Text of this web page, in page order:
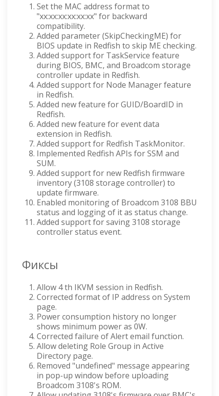
Set the MAC address format to
"xx:xx:xx:xx:xx:xx" for backward
compatibility.
Added parameter (SkipCheckingME) for
BIOS update in Redfish to skip ME checking.
Added support for TaskService feature
during BIOS, BMC, and Broadcom storage
controller update in Redfish.
Added support for Node Manager feature
in Redfish.
Added new feature for GUID/BoardID in
Redfish.
Added new feature for event data
extension in Redfish.
Added support for Redfish TaskMonitor.
Implemented Redfish APIs for SSM and
SUM.
Added support for new Redfish firmware
inventory (3108 storage controller) to
update firmware.
Enabled monitoring of Broadcom 3108 BBU
status and logging of it as status change.
Added support for saving 3108 storage
controller status event.
Фиксы
Allow 4 th IKVM session in Redfish.
Corrected format of IP address on System
page.
Power consumption history no longer
shows minimum power as 0W.
Corrected failure of Alert email function.
Allow deleting Role Group in Active
Directory page.
Removed "undefined" message appearing
in pop-up window before uploading
Broadcom 3108's ROM.